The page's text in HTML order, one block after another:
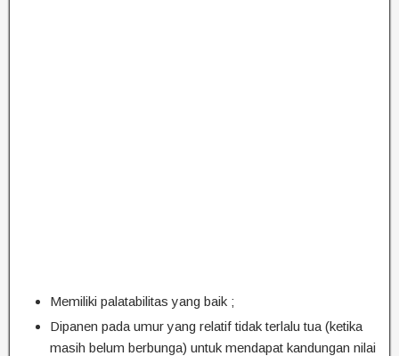
Memiliki palatabilitas yang baik ;
Dipanen pada umur yang relatif tidak terlalu tua (ketika
masih belum berbunga) untuk mendapat kandungan nilai